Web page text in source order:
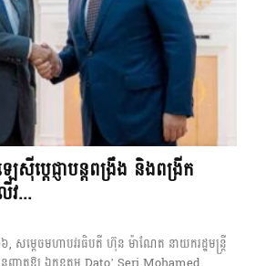
ឡេស៊ីប្ដេជ្ញាបន្តពង្រឹង និងពង្រីក
វ...
, សម្តេចមហាបវរធិបតី ហ៊ុន ម៉ាណែត នាយករដ្ឋមន្ត្រី